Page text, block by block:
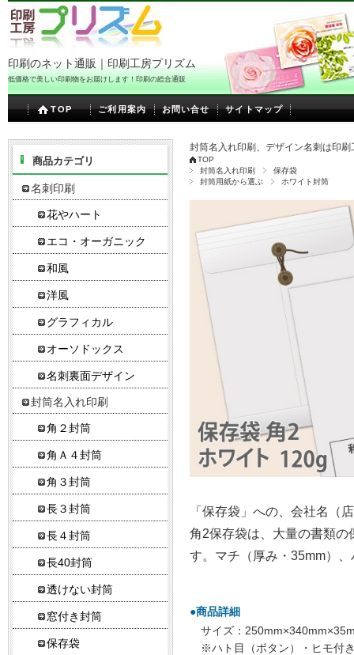
印刷のネット通販｜印刷工房プリズム
低価格で美しい印刷物をお届けします！印刷の総合通販
TOP ご利用案内 お問い合せ サイトマップ
封筒名入れ印刷、デザイン名刺は印
TOP
封筒名入れ印刷
保存袋
封筒用紙から選ぶ
ホワイト封筒
「保存袋」への、会社名（
角2保存袋は、大量の書類
す。マチ（厚み・35mm）
●商品詳細
サイズ：
※ハト目（ボタン）・ヒモ付
商品カテゴリ
名刺印刷
花やハート
エコ・オーガニック
和風
洋風
グラフィカル
オーソドックス
名刺裏面デザイン
封筒名入れ印刷
角２封筒
角Ａ４封筒
角３封筒
長３封筒
長４封筒
長40封筒
透けない封筒
窓付き封筒
保存袋